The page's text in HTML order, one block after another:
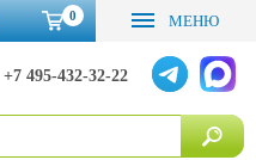
0 МЕНЮ
+7 495-432-32-22